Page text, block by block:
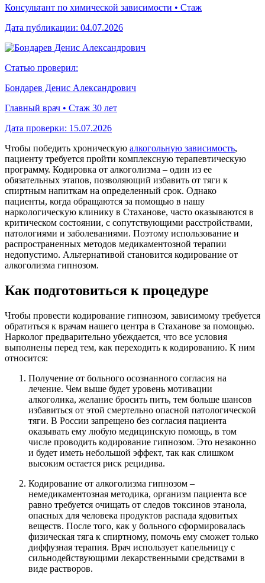
Консультант по химической зависимости • Стаж
Дата публикации: 04.07.2026
Статью проверил:
Бондарев Денис Александрович
Главный врач • Стаж 30 лет
Дата проверки: 15.07.2026
Чтобы победить хроническую алкогольную зависимость,
пациенту требуется пройти комплексную терапевтическую
программу. Кодировка от алкоголизма – один из ее
обязательных этапов, позволяющий избавить от тяги к
спиртным напиткам на определенный срок. Однако
пациенты, когда обращаются за помощью в нашу
наркологическую клинику в Стаханове, часто оказываются в
критическом состоянии, с сопутствующими расстройствами,
патологиями и заболеваниями. Поэтому использование и
распространенных методов медикаментозной терапии
недопустимо. Альтернативой становится кодирование от
алкоголизма гипнозом.
Как подготовиться к процедуре
Чтобы провести кодирование гипнозом, зависимому требуется
обратиться к врачам нашего центра в Стаханове за помощью.
Нарколог предварительно убеждается, что все условия
выполнены перед тем, как переходить к кодированию. К ним
относится:
Получение от больного осознанного согласия на
лечение. Чем выше будет уровень мотивации
алкоголика, желание бросить пить, тем больше шансов
избавиться от этой смертельно опасной патологической
тяги. В России запрещено без согласия пациента
оказывать ему любую медицинскую помощь, в том
числе проводить кодирование гипнозом. Это незаконно
и будет иметь небольшой эффект, так как слишком
высоким остается риск рецидива.
Кодирование от алкоголизма гипнозом –
немедикаментозная методика, организм пациента все
равно требуется очищать от следов токсинов этанола,
опасных для человека продуктов распада ядовитых
веществ. После того, как у больного сформировалась
физическая тяга к спиртному, помочь ему сможет только
диффузная терапия. Врач использует капельницу с
сильнодействующими лекарственными средствами в
виде растворов.